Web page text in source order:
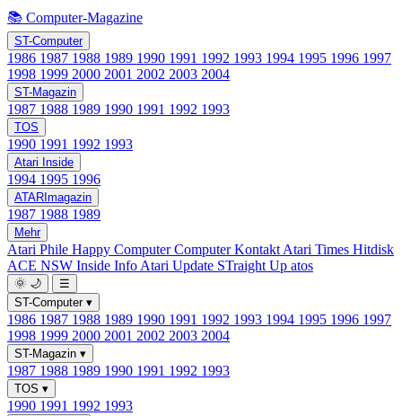
📚 Computer-Magazine
ST-Computer
1986 1987 1988 1989 1990 1991 1992 1993 1994 1995 1996 1997
1998 1999 2000 2001 2002 2003 2004
ST-Magazin
1987 1988 1989 1990 1991 1992 1993
TOS
1990 1991 1992 1993
Atari Inside
1994 1995 1996
ATARImagazin
1987 1988 1989
Mehr
Atari Phile Happy ComputerComputer Kontakt Atari Times Hitdisk
ACE NSW Inside Info Atari Update STraight Up atos
🌞 🌙
☰
ST-Computer ▾
1986 1987 1988 1989 1990 1991 1992 1993 1994 1995 1996 1997
1998 1999 2000 2001 2002 2003 2004
ST-Magazin ▾
1987 1988 1989 1990 1991 1992 1993
TOS ▾
1990 1991 1992 1993